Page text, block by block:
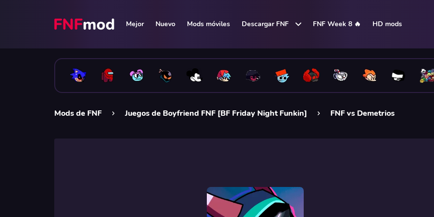
Mejor Nuevo Mods móviles Descargar FNF FNF Week 8 🔥 HD mods
Mods de FNF Juegos de Boyfriend FNF [BF Friday Night Funkin] FNF vs Demetrios